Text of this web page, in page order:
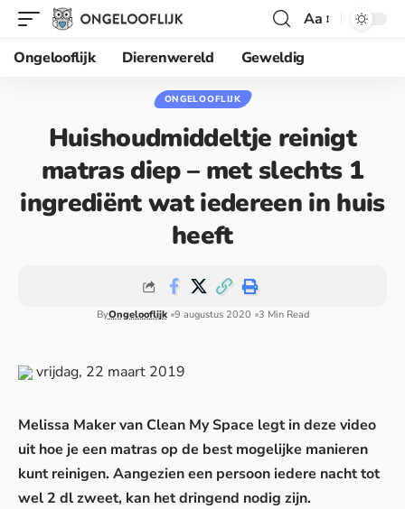
Aa
Ongelooflijk
Dierenwereld Geweldig
ONGELOOFLIJK
Huishoudmiddeltje reinigt
matras diep – met slechts 1
ingrediënt wat iedereen in huis
heeft
ByOngelooflijk 9 augustus 2020 3 Min Read
vrijdag, 22 maart 2019
Melissa Maker van Clean My Space legt in deze video
uit hoe je een matras op de best mogelijke manieren
kunt reinigen. Aangezien een persoon iedere nacht tot
wel 2 dl zweet, kan het dringend nodig zijn.